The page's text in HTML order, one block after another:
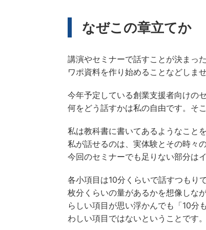
なぜこの章立てか
講演やセミナーで話すことが決まっ
ワポ資料を作り始めることなどしませ
今年予定している創業支援者向けの
何をどう話すかは私の自由です。そ
私は教科書に書いてあるようなこと
私が話せるのは、実体験とその時々
今回のセミナーでも足りない部分は
各小項目は10分くらいで話すつもり
枚分くらいの量があるかを想像しな
らしい項目が思い浮かんでも「10分
わしい項目ではないということです。